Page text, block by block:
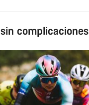
complicaciones